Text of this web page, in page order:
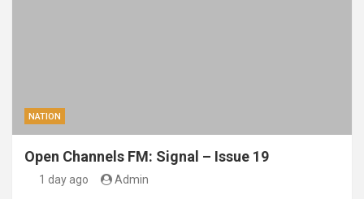
NATION
Open Channels FM: Signal – Issue 19
1 day ago Admin